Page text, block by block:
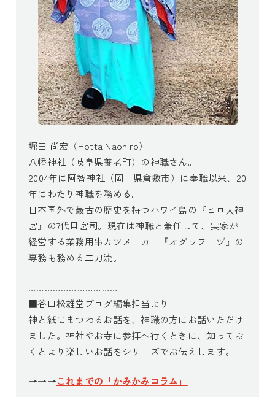
堀田 尚宏（Hotta Naohiro）
八幡神社（岐阜県養老町）の神職さん。
2004年に阿智神社（岡山県倉敷市）に奉職以来、20
年にわたり神職を務める。
日本国外で最古の歴史を持つハワイ島の『ヒロ大神
宮』の7代目宮司。現在は神職と兼任して、実家が
経営する業務用串カツメーカー『オグラフーヅ』の
専務も務める二刀流。
……………………………
■谷口松雄堂ブログ編集担当より
神と紙にまつわるお話を、神職の方にお話いただけ
ました。神社やお寺に参拝へ行くときに、知ってお
くとより楽しいお話をシリーズでお伝えします。
→→→これまでの「かみかみコラム」